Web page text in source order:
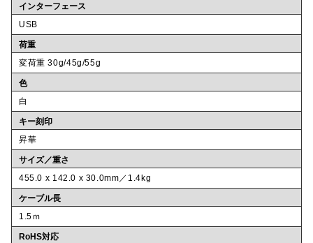
インターフェース
USB
荷重
変荷重 30g/45g/55g
色
白
キー刻印
昇華
サイズ／重さ
455.0 x 142.0 x 30.0mm／1.4kg
ケーブル長
1.5ｍ
RoHS対応